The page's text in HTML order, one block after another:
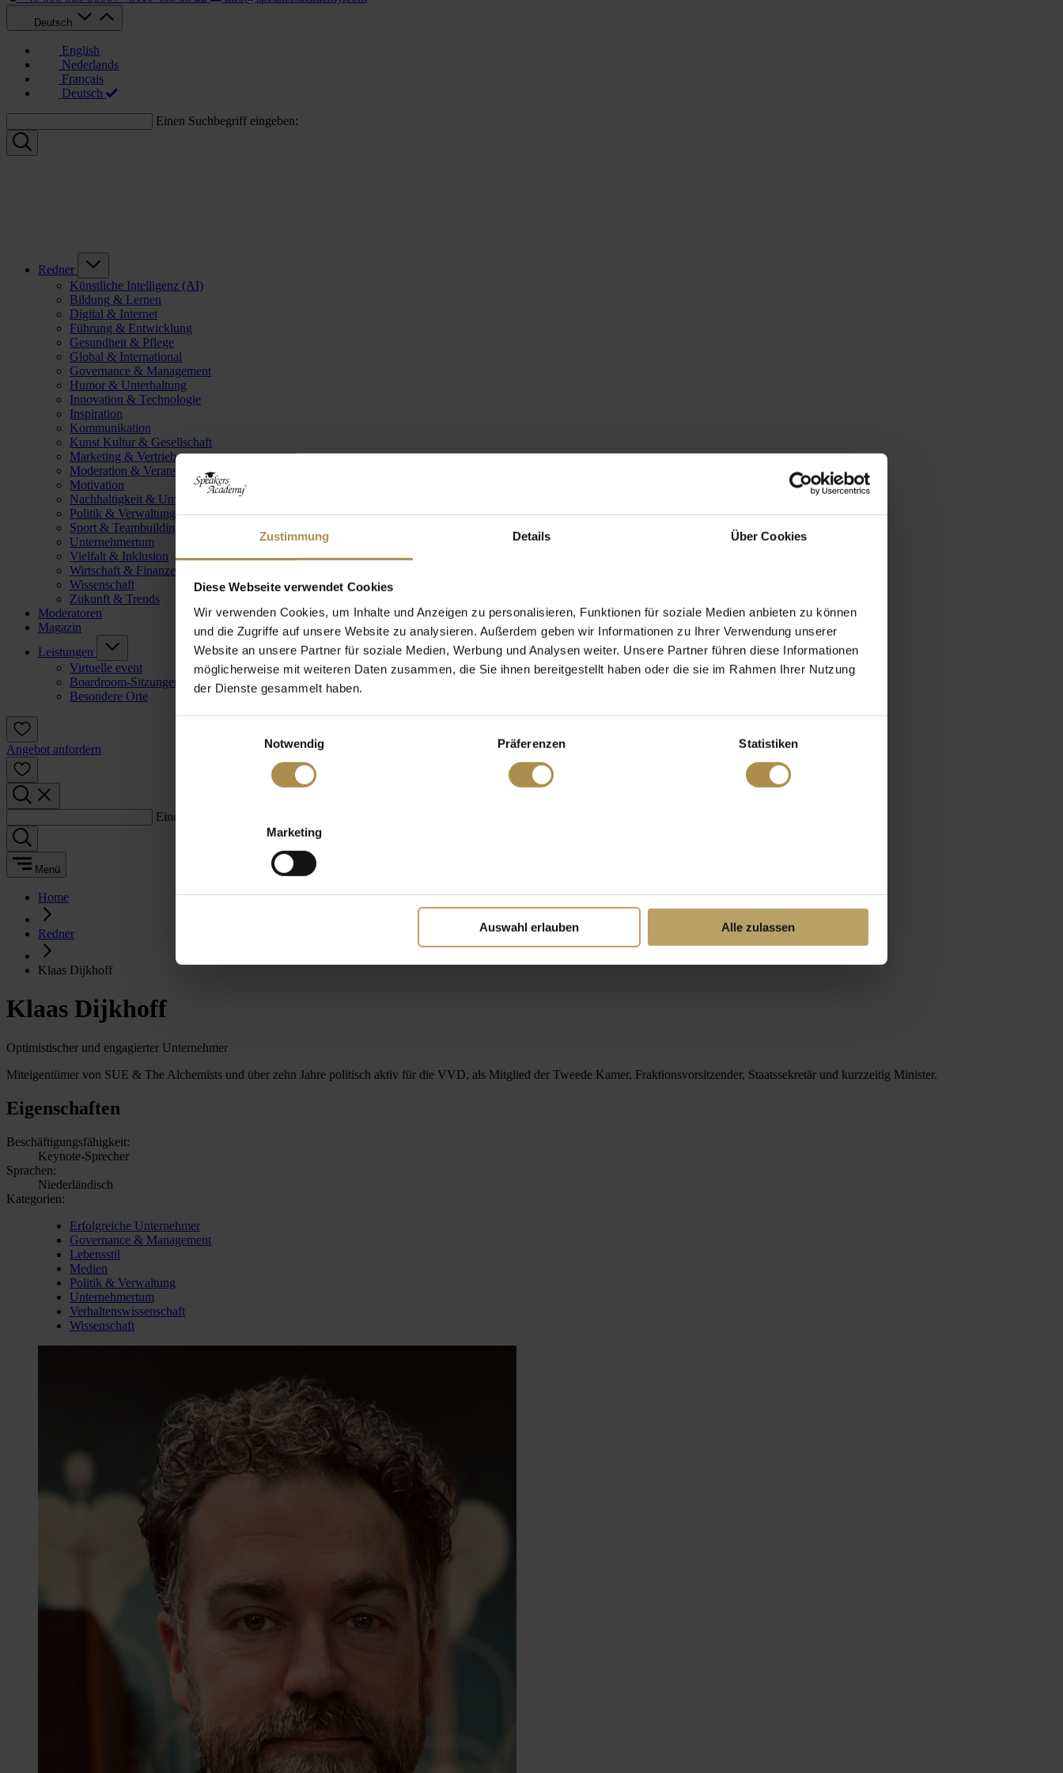
Zustimmung Details Über Cookies
Diese Webseite verwendet Cookies
Wir verwenden Cookies, um Inhalte und Anzeigen zu personalisieren, Funktionen für soziale Medien anbieten zu können
und die Zugriffe auf unsere Website zu analysieren. Außerdem geben wir Informationen zu Ihrer Verwendung unserer
Website an unsere Partner für soziale Medien, Werbung und Analysen weiter. Unsere Partner führen diese Informationen
möglicherweise mit weiteren Daten zusammen, die Sie ihnen bereitgestellt haben oder die sie im Rahmen Ihrer Nutzung
der Dienste gesammelt haben.
Notwendig
Präferenzen Statistiken
Marketing
Auswahl erlauben Alle zulassen
Deutsch
English
Nederlands
Français
Deutsch
Einen Suchbegriff eingeben:
Redner
Künstliche Intelligenz (AI)
Bildung & Lernen
Digital & Internet
Führung & Entwicklung
Gesundheit & Pflege
Global & International
Governance & Management
Humor & Unterhaltung
Innovation & Technologie
Inspiration
Kommunikation
Kunst Kultur & Gesellschaft
Marketing & Vertrieb
Moderation & Veranstaltungsleitung
Motivation
Nachhaltigkeit & Umwelt
Politik & Verwaltung
Sport & Teambuilding
Unternehmertum
Vielfalt & Inklusion
Wirtschaft & Finanzen
Wissenschaft
Zukunft & Trends
Moderatoren
Magazin
Leistungen
Virtuelle event
Boardroom-Sitzungen
Besondere Orte
Angebot anfordern
Einen Suchbegriff eingeben:
Menü
Home
Redner
Klaas Dijkhoff
Klaas Dijkhoff
Optimistischer und engagierter Unternehmer
Miteigentümer von SUE & The Alchemists und über zehn Jahre politisch aktiv für die VVD, als Mitglied der Tweede Kamer, Fraktionsvorsitzender, Staatssekretär und kurzzeitig Minister.
Eigenschaften
Beschäftigungsfähigkeit:
Keynote-Sprecher
Sprachen:
Niederländisch
Kategorien:
Erfolgreiche Unternehmer
Governance & Management
Lebensstil
Medien
Politik & Verwaltung
Unternehmertum
Verhaltenswissenschaft
Wissenschaft